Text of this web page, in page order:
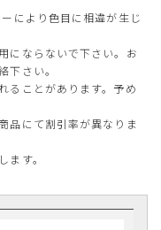
により色目に相違が生じ
にならないで下さい。お
下さい。
ることがあります。予め
品にて割引率が異なりま
ます。